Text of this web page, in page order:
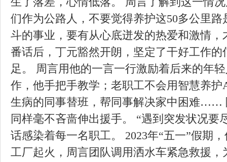
们作为公路人，不要觉得养护这50多公里
斗的事业，要有从心底迸发的热爱和激情
番话后，丁元豁然开朗，坚定了干好工作
足。 周言用他的一言一行激励着后来的年
作，他手把手教学；老职工不会用智慧养
生病的同事替班，帮同事解决家中困难……
同样毫不吝啬伸出援手。 “遇到突发状况要
话感染着每一名职工。 2023年“五一”假期
工厂起火，周言团队调用洒水车紧急救援，